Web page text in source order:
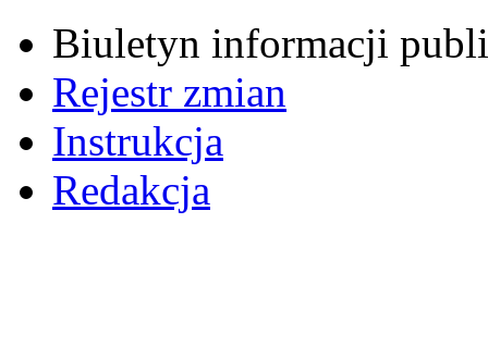
Biuletyn informacji
Rejestr zmian
Instrukcja
Redakcja